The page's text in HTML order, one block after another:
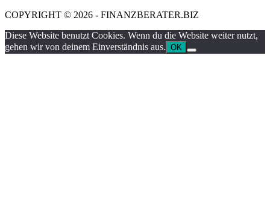
COPYRIGHT © 2026 - FINANZBERATER.BIZ
Diese Website benutzt Cookies. Wenn du die Website weiter nutzt,
gehen wir von deinem Einverständnis aus. OK